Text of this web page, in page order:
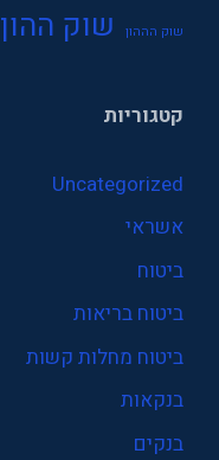
שוק הההון שוק ההון
קטגוריות
Uncategorized
אשראי
ביטוח
ביטוח בריאות
ביטוח מחלות קשות
בנקאות
בנקים